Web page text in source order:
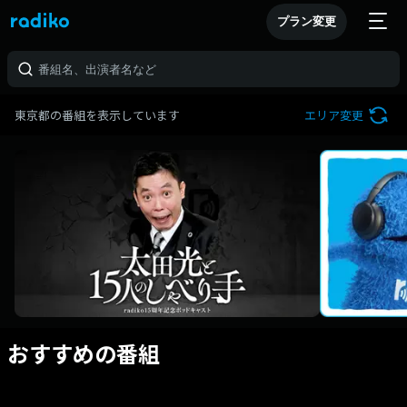
プラン変更
東京都の番組を表示しています エリア変更
おすすめの番組